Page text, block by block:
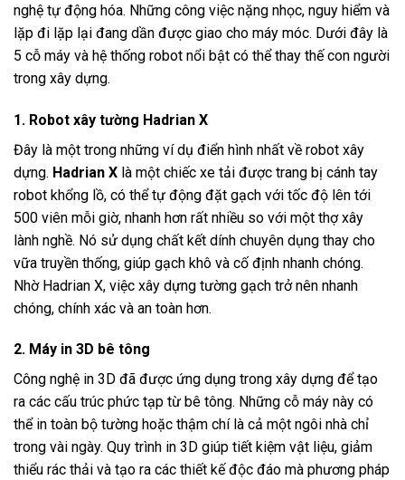
nghệ tự động hóa. Những công việc nặng nhọc, nguy hiểm và
lặp đi lặp lại đang dần được giao cho máy móc. Dưới đây là
5 cỗ máy và hệ thống robot nổi bật có thể thay thế con người
trong xây dựng.
1. Robot xây tường Hadrian X
Đây là một trong những ví dụ điển hình nhất về robot xây
dựng. Hadrian X là một chiếc xe tải được trang bị cánh tay
robot khổng lồ, có thể tự động đặt gạch với tốc độ lên tới
500 viên mỗi giờ, nhanh hơn rất nhiều so với một thợ xây
lành nghề. Nó sử dụng chất kết dính chuyên dụng thay cho
vữa truyền thống, giúp gạch khô và cố định nhanh chóng.
Nhờ Hadrian X, việc xây dựng tường gạch trở nên nhanh
chóng, chính xác và an toàn hơn.
2. Máy in 3D bê tông
Công nghệ in 3D đã được ứng dụng trong xây dựng để tạo
ra các cấu trúc phức tạp từ bê tông. Những cỗ máy này có
thể in toàn bộ tường hoặc thậm chí là cả một ngôi nhà chỉ
trong vài ngày. Quy trình in 3D giúp tiết kiệm vật liệu, giảm
thiểu rác thải và tạo ra các thiết kế độc đáo mà phương pháp